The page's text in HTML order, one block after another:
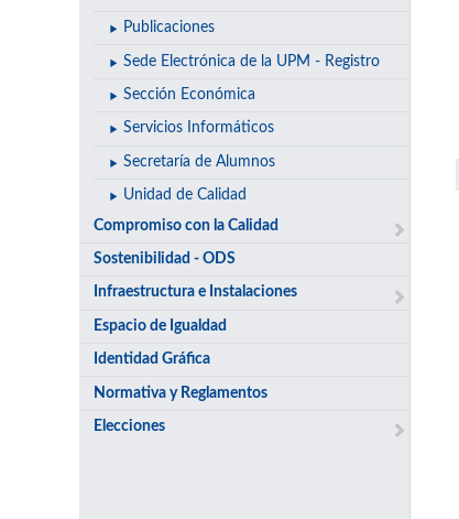
Publicaciones
Sede Electrónica de la UPM - Registro
Sección Económica
Servicios Informáticos
Secretaría de Alumnos
Unidad de Calidad
Compromiso con la Calidad
Sostenibilidad - ODS
Infraestructura e Instalaciones
Espacio de Igualdad
Identidad Gráfica
Normativa y Reglamentos
Elecciones